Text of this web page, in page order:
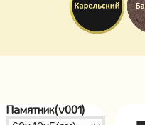
Памятник(v001)